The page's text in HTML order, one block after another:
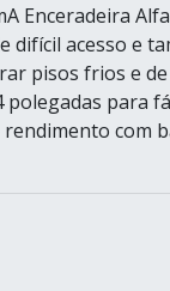
Enceradeira
difícil acesso e
pisos frios e
para
com